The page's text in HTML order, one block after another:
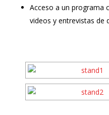
Acceso a un programa
videos y entrevistas de